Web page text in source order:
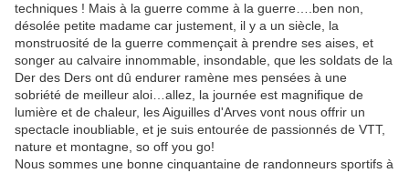
techniques ! Mais à la guerre comme à la guerre….ben non,
désolée petite madame car justement, il y a un siècle, la
monstruosité de la guerre commençait à prendre ses aises, et
songer au calvaire innommable, insondable, que les soldats de la
Der des Ders ont dû endurer ramène mes pensées à une
sobriété de meilleur aloi…allez, la journée est magnifique de
lumière et de chaleur, les Aiguilles d'Arves vont nous offrir un
spectacle inoubliable, et je suis entourée de passionnés de VTT,
nature et montagne, so off you go!
Nous sommes une bonne cinquantaine de randonneurs sportifs à